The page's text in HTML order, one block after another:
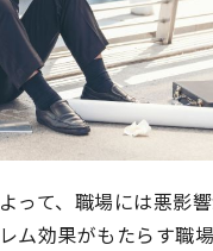
って、職場には悪影響
ム効果がもたらす職